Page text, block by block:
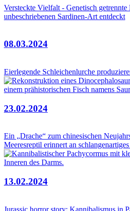
Versteckte Vielfalt - Genetisch getrennte
unbeschriebenen Sardinen-Art entdeckt
08.03.2024
Eierlegende Schleichenlurche
23.02.2024
Ein „Drache“ zum chinesischen
Meeresreptil erinnert an
13.02.2024
Jurassic horror story: Kannibalismus in